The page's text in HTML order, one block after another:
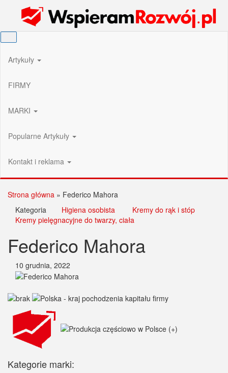
Wspieram Rozwój PL
Artykuły
FIRMY
MARKI
Popularne Artykuły
Kontakt i reklama
Strona główna » Federico Mahora
Kategoria
Higiena osobista
Kremy do rąk i stóp
Kremy pielęgnacyjne do twarzy, ciała
Federico Mahora
10 grudnia, 2022
Kategorie marki: